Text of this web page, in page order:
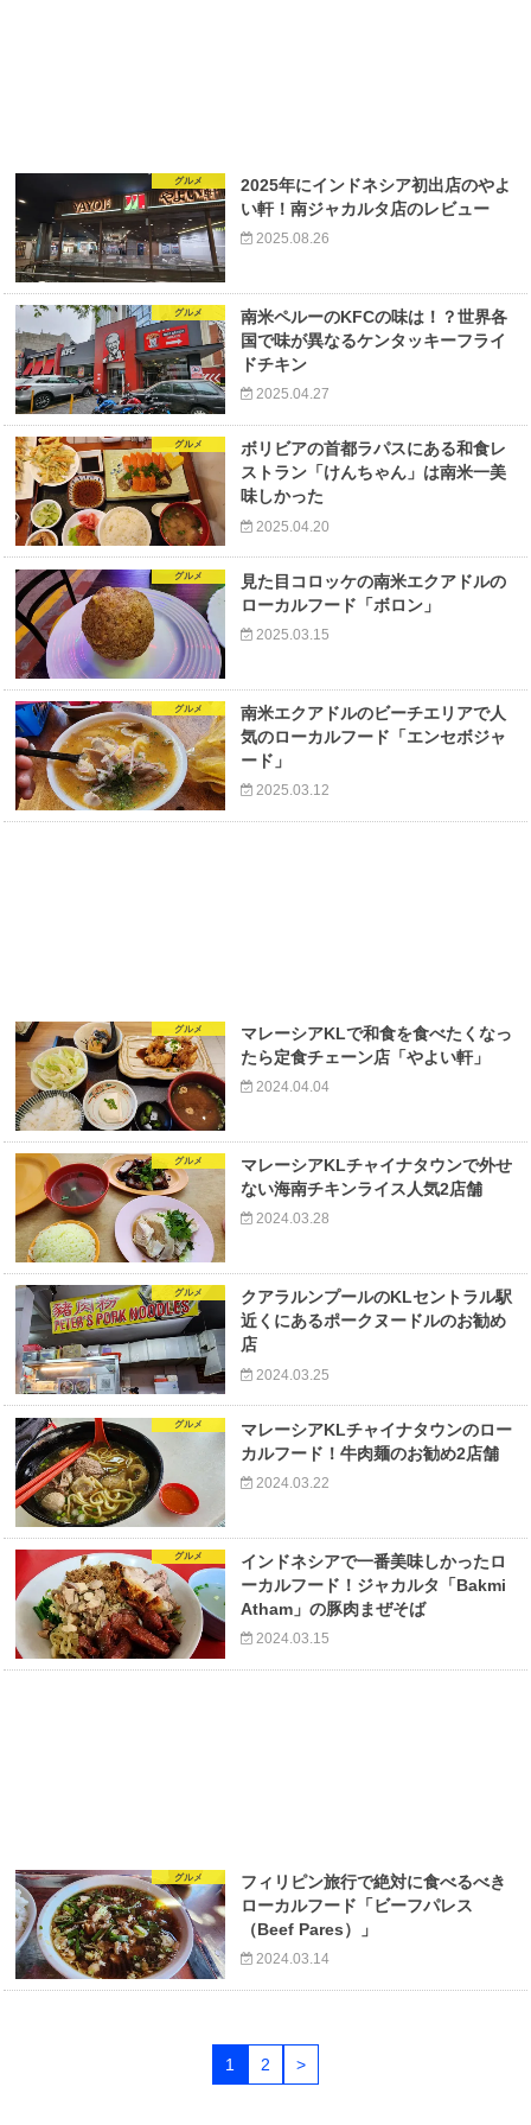
グルメ
2025年にインドネシア初出店のやよ
い軒！南ジャカルタ店のレビュー
2025.08.26
グルメ
南米ペルーのKFCの味は！？世界各
国で味が異なるケンタッキーフライ
ドチキン
2025.04.27
グルメ
ボリビアの首都ラパスにある和食レ
ストラン「けんちゃん」は南米一美
味しかった
2025.04.20
グルメ
見た目コロッケの南米エクアドルの
ローカルフード「ボロン」
2025.03.15
グルメ
南米エクアドルのビーチエリアで人
気のローカルフード「エンセボジャ
ード」
2025.03.12
グルメ
マレーシアKLで和食を食べたくなっ
たら定食チェーン店「やよい軒」
2024.04.04
グルメ
マレーシアKLチャイナタウンで外せ
ない海南チキンライス人気2店舗
2024.03.28
グルメ
クアラルンプールのKLセントラル駅
近くにあるポークヌードルのお勧め
店
2024.03.25
グルメ
マレーシアKLチャイナタウンのロー
カルフード！牛肉麺のお勧め2店舗
2024.03.22
グルメ
インドネシアで一番美味しかったロ
ーカルフード！ジャカルタ「Bakmi
Atham」の豚肉まぜそば
2024.03.15
グルメ
フィリピン旅行で絶対に食べるべき
ローカルフード「ビーフパレス
（Beef Pares）」
2024.03.14
1 2 >